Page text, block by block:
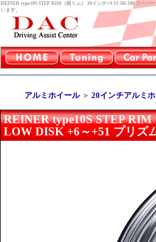
REINER type10S STEP RIM（段リム） 20インチ×9.5J 5H-100 スー
います。
アルミホイール＞ 20インチアルミ
REINER type10S STEP RIM
LOW DISK +6～+51 プリズ